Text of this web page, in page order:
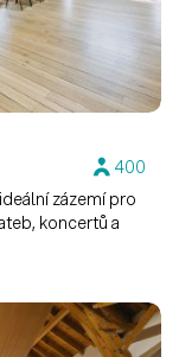
400
zázemí pro
koncertů a